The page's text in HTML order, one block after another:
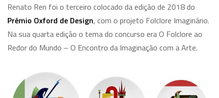
Renato Ren foi o terceiro colocado da edição de 2018 do
Prêmio Oxford de Design, com o projeto Folclore Imaginário.
Na sua quarta edição o tema do concurso era O Folclore ao
Redor do Mundo – O Encontro da Imaginação com a Arte.